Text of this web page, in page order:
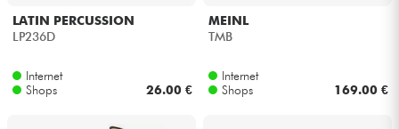
LATIN PERCUSSION
LP236D
Internet
Shops
26.00 €
MEINL
TMB
Internet
Shops
169.00 €